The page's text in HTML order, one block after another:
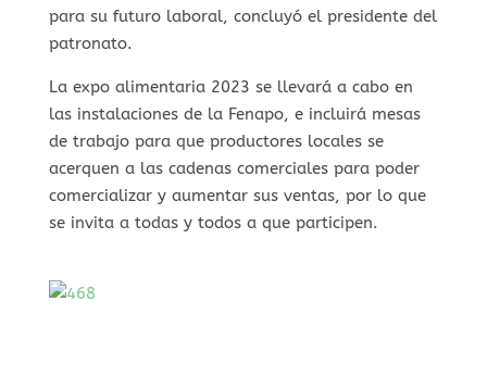
para su futuro laboral, concluyó el presidente del
patronato.
La expo alimentaria 2023 se llevará a cabo en
las instalaciones de la Fenapo, e incluirá mesas
de trabajo para que productores locales se
acerquen a las cadenas comerciales para poder
comercializar y aumentar sus ventas, por lo que
se invita a todas y todos a que participen.